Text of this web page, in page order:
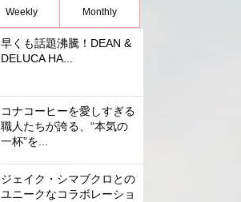
Weekly Monthly
早くも話題沸騰！DEAN &
DELUCA HA...
コナコーヒーを愛しすぎる
職人たちが誇る、“本気の
一杯”を...
ジェイク・シマブクロとの
ユニークなコラボレーショ